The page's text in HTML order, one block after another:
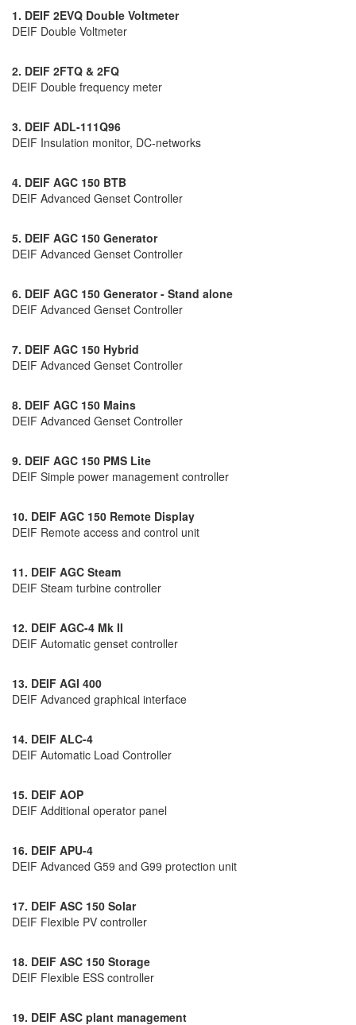
1. DEIF 2EVQ Double Voltmeter
DEIF Double Voltmeter
2. DEIF 2FTQ & 2FQ
DEIF Double frequency meter
3. DEIF ADL-111Q96
DEIF Insulation monitor, DC-networks
4. DEIF AGC 150 BTB
DEIF Advanced Genset Controller
5. DEIF AGC 150 Generator
DEIF Advanced Genset Controller
6. DEIF AGC 150 Generator - Stand alone
DEIF Advanced Genset Controller
7. DEIF AGC 150 Hybrid
DEIF Advanced Genset Controller
8. DEIF AGC 150 Mains
DEIF Advanced Genset Controller
9. DEIF AGC 150 PMS Lite
DEIF Simple power management controller
10. DEIF AGC 150 Remote Display
DEIF Remote access and control unit
11. DEIF AGC Steam
DEIF Steam turbine controller
12. DEIF AGC-4 Mk II
DEIF Automatic genset controller
13. DEIF AGI 400
DEIF Advanced graphical interface
14. DEIF ALC-4
DEIF Automatic Load Controller
15. DEIF AOP
DEIF Additional operator panel
16. DEIF APU-4
DEIF Advanced G59 and G99 protection unit
17. DEIF ASC 150 Solar
DEIF Flexible PV controller
18. DEIF ASC 150 Storage
DEIF Flexible ESS controller
19. DEIF ASC plant management